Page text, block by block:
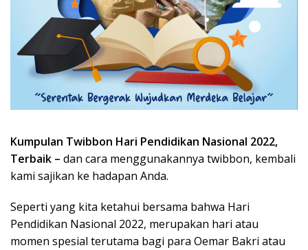
Kumpulan Twibbon Hari Pendidikan Nasional 2022,
Terbaik – dan cara menggunakannya twibbon, kembali
kami sajikan ke hadapan Anda.
Seperti yang kita ketahui bersama bahwa Hari
Pendidikan Nasional 2022, merupakan hari atau
momen spesial terutama bagi para Oemar Bakri atau